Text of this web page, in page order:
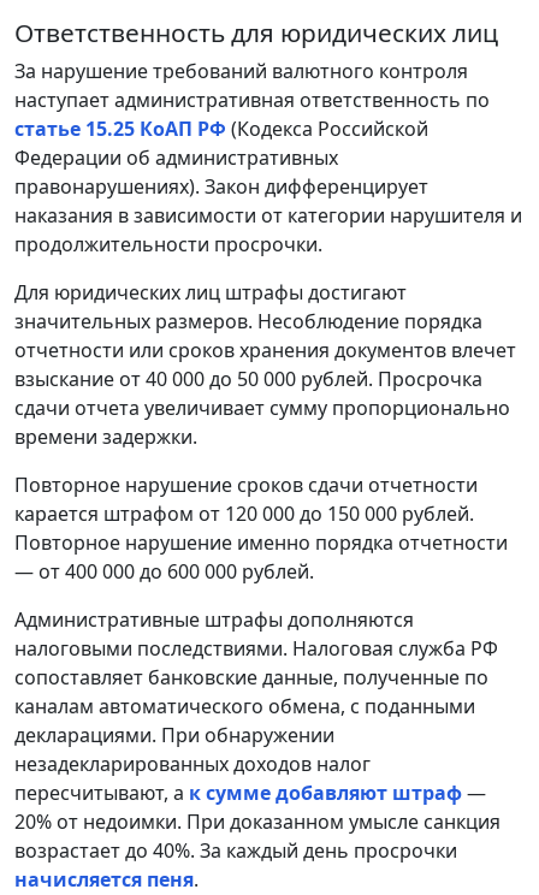
Ответственность для юридических лиц
За нарушение требований валютного контроля
наступает административная ответственность по
статье 15.25 КоАП РФ (Кодекса Российской
Федерации об административных
правонарушениях). Закон дифференцирует
наказания в зависимости от категории нарушителя и
продолжительности просрочки.
Для юридических лиц штрафы достигают
значительных размеров. Несоблюдение порядка
отчетности или сроков хранения документов влечет
взыскание от 40 000 до 50 000 рублей. Просрочка
сдачи отчета увеличивает сумму пропорционально
времени задержки.
Повторное нарушение сроков сдачи отчетности
карается штрафом от 120 000 до 150 000 рублей.
Повторное нарушение именно порядка отчетности
— от 400 000 до 600 000 рублей.
Административные штрафы дополняются
налоговыми последствиями. Налоговая служба РФ
сопоставляет банковские данные, полученные по
каналам автоматического обмена, с поданными
декларациями. При обнаружении
незадекларированных доходов налог
пересчитывают, а к сумме добавляют штраф—
20% от недоимки. При доказанном умысле санкция
возрастает до 40%. За каждый день просрочки
начисляется пеня.